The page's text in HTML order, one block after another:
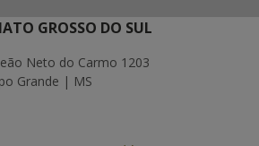
GROSSO DO SUL
Neto do Carmo 1203
Grande | MS